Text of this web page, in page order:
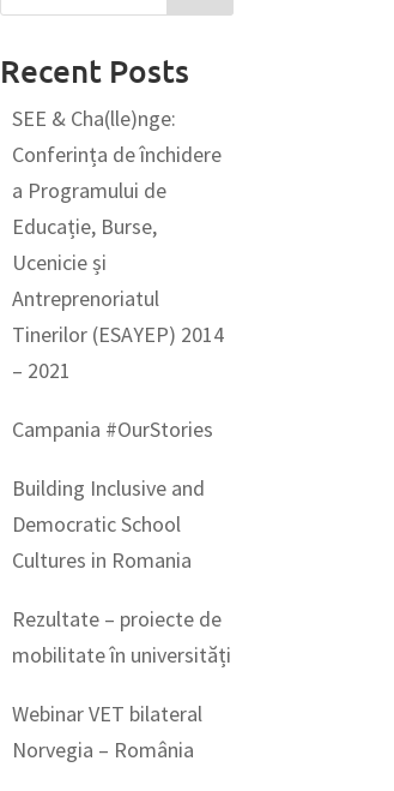
Recent Posts
SEE & Cha(lle)nge:
Conferința de închidere
a Programului de
Educație, Burse,
Ucenicie și
Antreprenoriatul
Tinerilor (ESAYEP) 2014
– 2021
Campania #OurStories
Building Inclusive and
Democratic School
Cultures in Romania
Rezultate – proiecte de
mobilitate în universități
Webinar VET bilateral
Norvegia – România